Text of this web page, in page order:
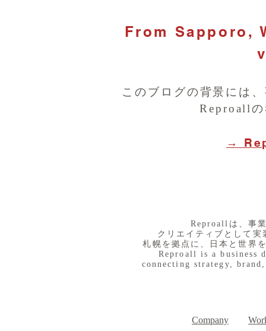
From Sapporo,
このブログの背景には
Reproallの
→
​Reproallは、事
クリエイティブとして
札幌を拠点に、日本と世界
Reproall is a business
connecting strategy,
Company